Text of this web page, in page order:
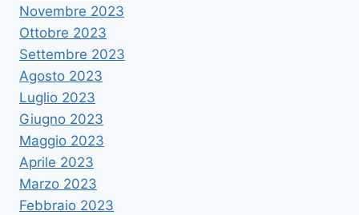
Novembre 2023
Ottobre 2023
Settembre 2023
Agosto 2023
Luglio 2023
Giugno 2023
Maggio 2023
Aprile 2023
Marzo 2023
Febbraio 2023